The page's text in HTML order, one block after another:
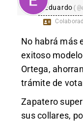
Eduardo
No habrá más
exitoso
Ortega,
trámite de
Zapatero
sus collares,